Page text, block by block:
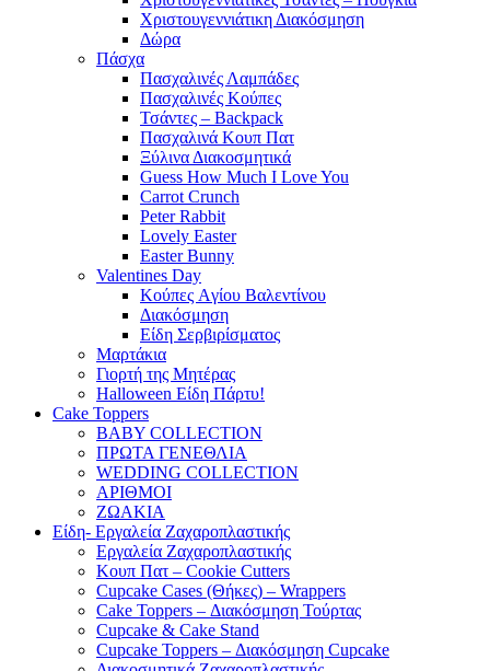
Χριστουγεννιάτικη Διακόσμηση
Δώρα
Πάσχα
Πασχαλινές Λαμπάδες
Πασχαλινές Κούπες
Τσάντες – Backpack
Πασχαλινά Κουπ Πατ
Ξύλινα Διακοσμητικά
Guess How Much I Love You
Carrot Crunch
Peter Rabbit
Lovely Easter
Easter Bunny
Valentines Day
Κούπες Aγίου Βαλεντίνου
Διακόσμηση
Είδη Σερβιρίσματος
Μαρτάκια
Γιορτή της Μητέρας
Halloween Είδη Πάρτυ!
Cake Toppers
BABY COLLECTION
ΠΡΩΤΑ ΓΕΝΕΘΛΙΑ
WEDDING COLLECTION
ΑΡΙΘΜΟΙ
ΖΩΑΚΙΑ
Είδη- Εργαλεία Ζαχαροπλαστικής
Εργαλεία Ζαχαροπλαστικής
Κουπ Πατ – Cookie Cutters
Cupcake Cases (Θήκες) – Wrappers
Cake Toppers – Διακόσμηση Τούρτας
Cupcake & Cake Stand
Cupcake Toppers – Διακόσμηση Cupcake